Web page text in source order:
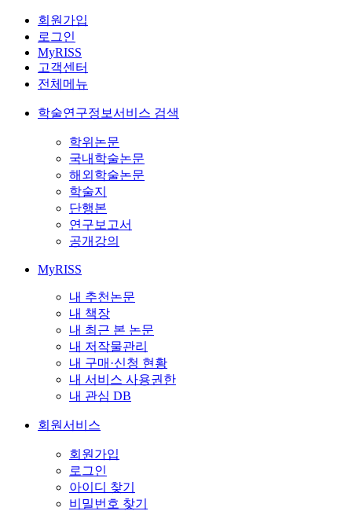
회원가입
로그인
MyRISS
고객센터
전체메뉴
학술연구정보서비스 검색
학위논문
국내학술논문
해외학술논문
학술지
단행본
연구보고서
공개강의
MyRISS
내 추천논문
내 책장
내 최근 본 논문
내 저작물관리
내 구매·신청 현황
내 서비스 사용권한
내 관심 DB
회원서비스
회원가입
로그인
아이디 찾기
비밀번호 찾기